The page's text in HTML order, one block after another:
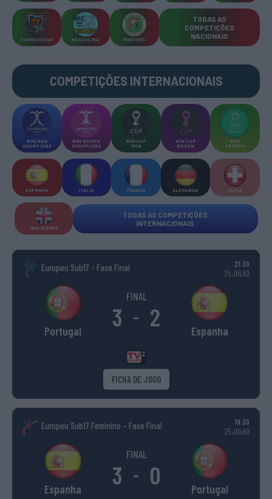
TORNEIOS 3x3 MASCULINO MASTERS
TODAS AS
COMPETIÇÕES
NACIONAIS
COMPETIÇÕES INTERNACIONAIS
WSE MEN
CHAMPIONS
WSE WOMEN
CHAMPIONS
WSE CUP
MEN
WSE CUP
WOMEN
WSE
TROPHY
ESPANHA ITÁLIA FRANÇA ALEMANHA SUÍÇA
INGLATERRA
TODAS AS COMPETIÇÕES
INTERNACIONAIS
Europeu Sub17 - Fase Final
21:30
25 JULHO
Portugal
FINAL
3 - 2 Espanha
FICHA DE JOGO
Europeu Sub17 Feminino – Fase Final
19:30
25 JULHO
Espanha
FINAL
3 - 0 Portugal